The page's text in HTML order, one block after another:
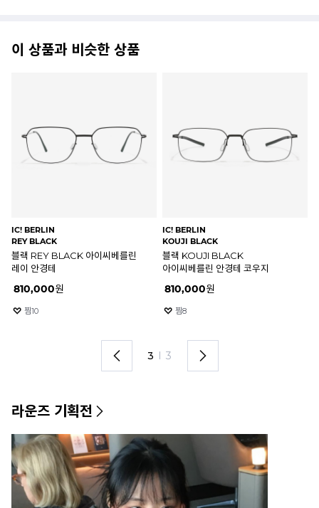
이 상품과 비슷한 상품
RAY-BAN
RB5345D 2000
블랙 RB5345D 2000 레이밴
안경테
20%185,600
찜
OLIVER GOLDSMITH
VICE CONSUL-G NERO
올리버골드스미스 바이스컨설
안경테 VICE CONSUL-G
530,000
찜
1 I 3
라운즈 기획전